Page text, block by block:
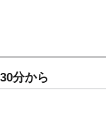
分から